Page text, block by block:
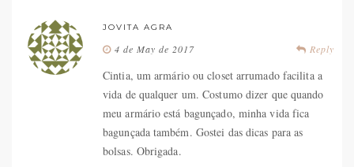
JOVITA AGRA
Reply
4 de May de 2017
Cintia, um armário ou closet arrumado facilita a
vida de qualquer um. Costumo dizer que quando
meu armário está bagunçado, minha vida fica
bagunçada também. Gostei das dicas para as
bolsas. Obrigada.